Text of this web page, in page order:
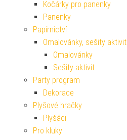
Kočárky pro panenky
Panenky
Papírnictví
Omalovánky, sešity aktivit
Omalovánky
Sešity aktivit
Party program
Dekorace
Plyšové hračky
Plyšáci
Pro kluky